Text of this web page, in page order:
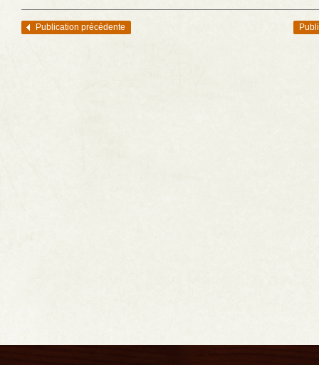
Navigation des articles
Publication précédente